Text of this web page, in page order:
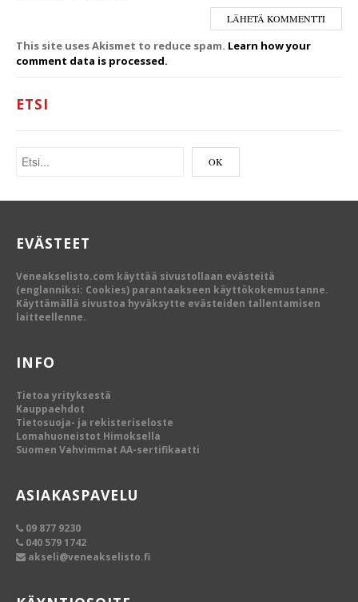
This site uses Akismet to reduce spam. Learn how your
comment data is processed.
ETSI
EVÄSTEET
Veneakselisto.com käyttää sivustollaan evästeitä
(englanniksi: Cookies) parantaakseen käyttökokemustanne.
Käyttämällä sivustoa hyväksytte evästeiden tallentamisen
laitteellenne.
INFO
Tietoa yrityksestä
Kauppaehdot
Tietosuoja- ja rekisteriseloste
Lomahuoneistot Himoksella
Suomen Vahvimmat AA-sertifikaatti
ASIAKASPAVELU
09 877 9230
040 579 1742
akseli@veneakselisto.fi